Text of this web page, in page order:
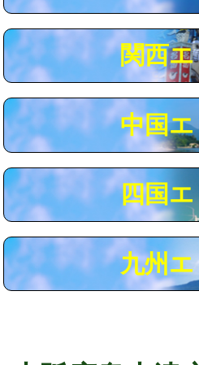
モルタル補修（厚さ10㎝まで）
モルタル補修（厚さ10㎝超え）
追加人工
※給水管工事は20mmまでの価格
関西
中国
四国
九州